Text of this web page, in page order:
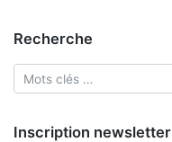
Recherche
Inscription newsletter